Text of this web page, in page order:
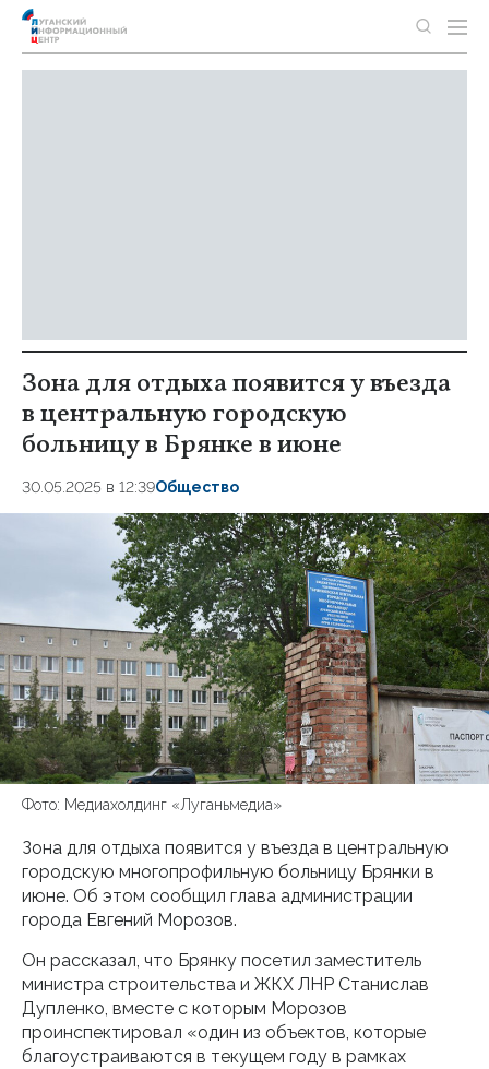
Зона для отдыха появится у въезда
в центральную городскую
больницу в Брянке в июне
30.05.2025 в 12:39Общество
Фото: Медиахолдинг «Луганьмедиа»
Зона для отдыха появится у въезда в центральную
городскую многопрофильную больницу Брянки в
июне. Об этом сообщил глава администрации
города Евгений Морозов.
Он рассказал, что Брянку посетил заместитель
министра строительства и ЖКХ ЛНР Станислав
Дупленко, вместе с которым Морозов
проинспектировал «один из объектов, которые
благоустраиваются в текущем году в рамках